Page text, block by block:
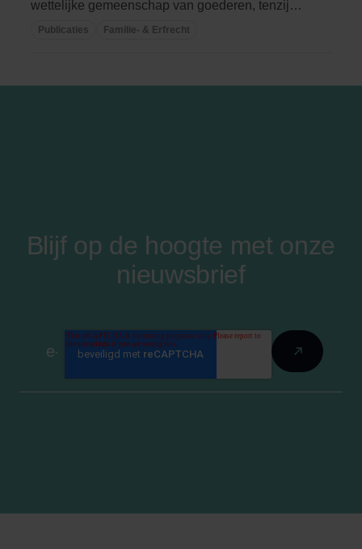
wettelijke gemeenschap van goederen, tenzij
voor of ...
Publicaties Familie- & Erfrecht
Blijf op de hoogte met onze
nieuwsbrief